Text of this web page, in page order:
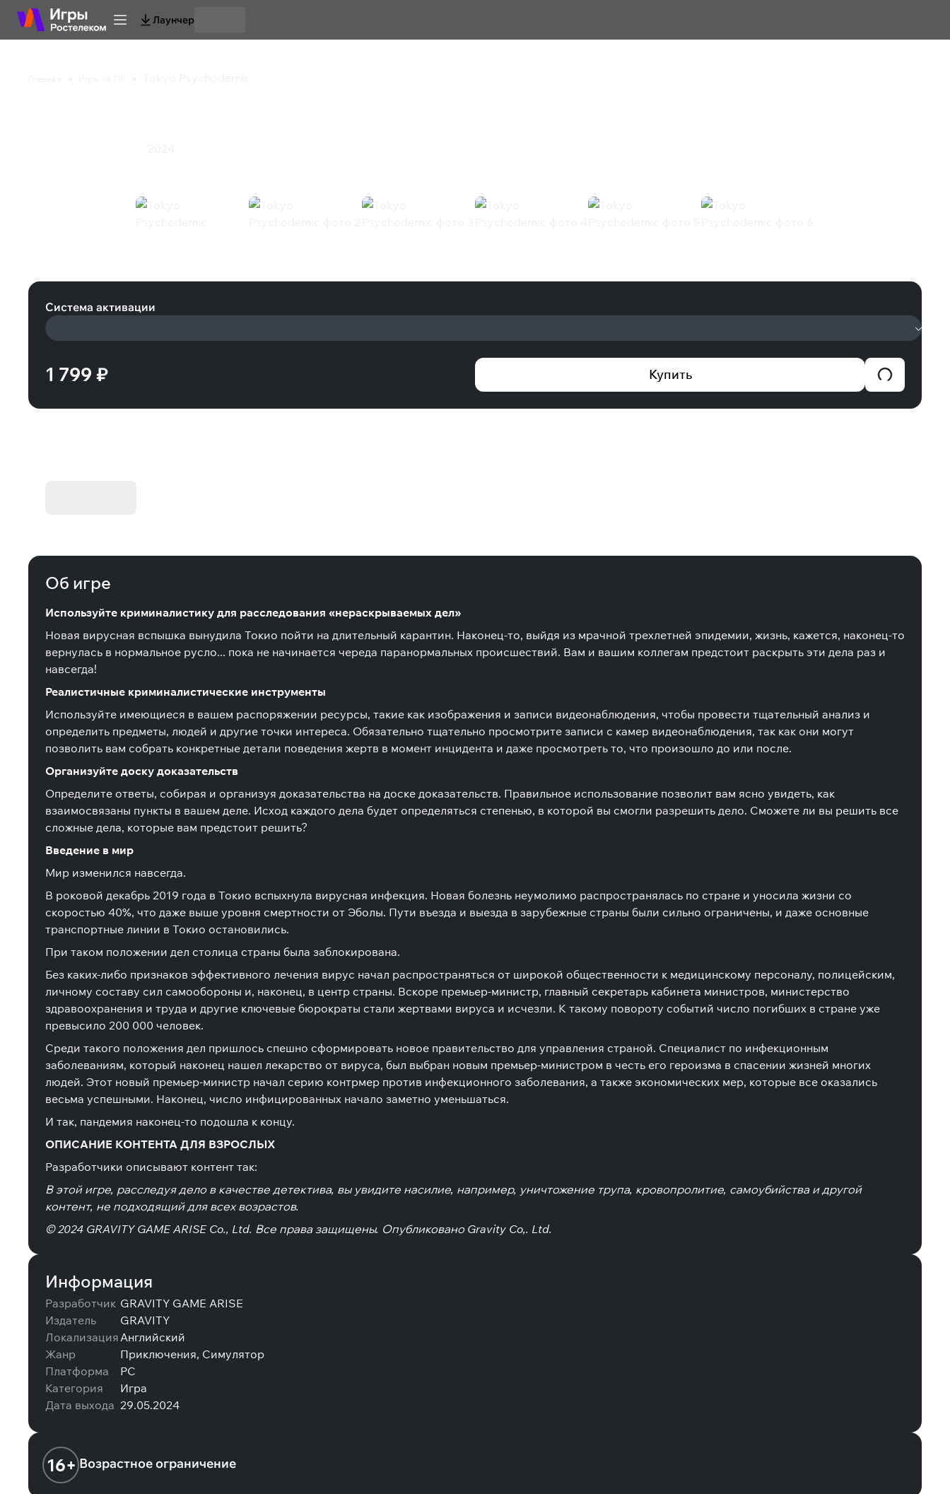
Лаунчер
Система активации
1 799 ₽ Купить
Об игре
Используйте криминалистику для расследования «нераскрываемых дел»
Новая вирусная вспышка вынудила Токио пойти на длительный карантин. Наконец-то, выйдя из мрачной трехлетней эпидемии, жизнь, кажется, наконец-то
вернулась в нормальное русло... пока не начинается череда паранормальных происшествий. Вам и вашим коллегам предстоит раскрыть эти дела раз и
навсегда!
Реалистичные криминалистические инструменты
Используйте имеющиеся в вашем распоряжении ресурсы, такие как изображения и записи видеонаблюдения, чтобы провести тщательный анализ и
определить предметы, людей и другие точки интереса. Обязательно тщательно просмотрите записи с камер видеонаблюдения, так как они могут
позволить вам собрать конкретные детали поведения жертв в момент инцидента и даже просмотреть то, что произошло до или после.
Организуйте доску доказательств
Определите ответы, собирая и организуя доказательства на доске доказательств. Правильное использование позволит вам ясно увидеть, как
взаимосвязаны пункты в вашем деле. Исход каждого дела будет определяться степенью, в которой вы смогли разрешить дело. Сможете ли вы решить все
сложные дела, которые вам предстоит решить?
Введение в мир
Мир изменился навсегда.
В роковой декабрь 2019 года в Токио вспыхнула вирусная инфекция. Новая болезнь неумолимо распространялась по стране и уносила жизни со
скоростью 40%, что даже выше уровня смертности от Эболы. Пути въезда и выезда в зарубежные страны были сильно ограничены, и даже основные
транспортные линии в Токио остановились.
При таком положении дел столица страны была заблокирована.
Без каких-либо признаков эффективного лечения вирус начал распространяться от широкой общественности к медицинскому персоналу, полицейским,
личному составу сил самообороны и, наконец, в центр страны. Вскоре премьер-министр, главный секретарь кабинета министров, министерство
здравоохранения и труда и другие ключевые бюрократы стали жертвами вируса и исчезли. К такому повороту событий число погибших в стране уже
превысило 200 000 человек.
Среди такого положения дел пришлось спешно сформировать новое правительство для управления страной. Специалист по инфекционным
заболеваниям, который наконец нашел лекарство от вируса, был выбран новым премьер-министром в честь его героизма в спасении жизней многих
людей. Этот новый премьер-министр начал серию контрмер против инфекционного заболевания, а также экономических мер, которые все оказались
весьма успешными. Наконец, число инфицированных начало заметно уменьшаться.
И так, пандемия наконец-то подошла к концу.
ОПИСАНИЕ КОНТЕНТА ДЛЯ ВЗРОСЛЫХ
Разработчики описывают контент так:
В этой игре, расследуя дело в качестве детектива, вы увидите насилие, например, уничтожение трупа, кровопролитие, самоубийства и другой
контент, не подходящий для всех возрастов.
© 2024 GRAVITY GAME ARISE Co., Ltd. Все права защищены. Опубликовано Gravity Co,. Ltd.
Информация
Разработчик GRAVITY GAME ARISE
Издатель
GRAVITY
ЛокализацияАнглийский
Жанр
Приключения, Симулятор
Платформа
PC
Категория
Игра
Дата выхода 29.05.2024
16+ Возрастное ограничение